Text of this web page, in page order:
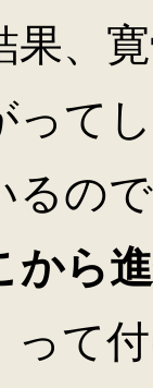
果、
って
るので
から
って